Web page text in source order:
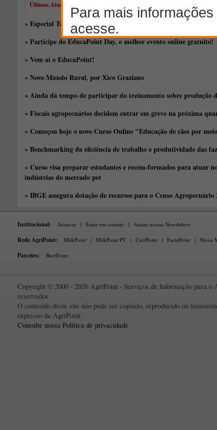
Últimas Atualizações
» Especial Taça de Silagem: novos híbridos, antigas discussões
» Participe do EducaPoint Day, o melhor evento online gratuito!
» Vem aí o EducaPoint!
» Novo Mundo Rural, por Xico Graziano
» Ainda dá tempo de participar do treinamento sobre produção
» Fiscais agropecuários decidem entrar em greve na próxima
» Começou hoje o novo Curso Online "Educação de cães por
» Benchmarking da eficiência de trabalho e produtividade das
» Curso visa preparar estudantes e recém-formados para atuar
indústrias do mercado pet
» IBGE assegura dotação de recursos para o Censo Agropecuário
Institucional: Anuncie | Entre em contato | Assine nossas Newsletters
Rede AgriPoint: MilkPoint | MilkPoint PT | CaféPoint | FarmPoint | Nossa
Parceiro: BeefPoint
Copyright © 2000 - 2026 AgriPoint - Serviços de Informação para o
reservados
O conteúdo deste site não pode ser copiado, reproduzido ou
expresso da AgriPoint.
Consulte nossa Política de privacidade